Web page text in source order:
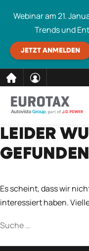
direkt
zum
Inhalt
Webinar am 21.
Trends und
JETZT ANMELDEN
Eurotax
LEIDER
GEFUNDEN
Es scheint, dass wir
interessiert haben.
Suche